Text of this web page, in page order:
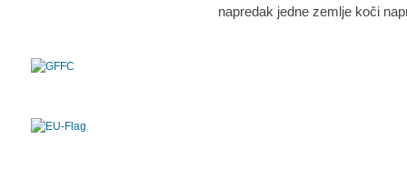
napredak jedne zemlje koči